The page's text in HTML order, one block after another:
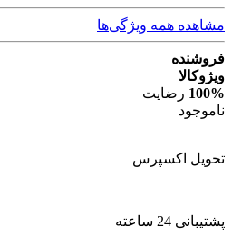
مشاهده همه ویژگی‌ها
فروشنده
ویژوکالا
100% رضایت
ناموجود
تحویل اکسپرس
پشتیبانی 24 ساعته